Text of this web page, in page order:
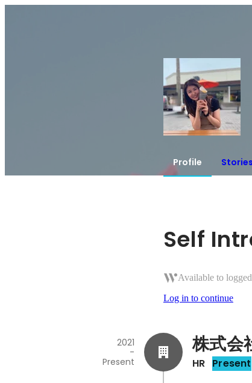
Profile Stories
Self
Available to
Log in to continue
株式会
HR Present
2021
-
Present